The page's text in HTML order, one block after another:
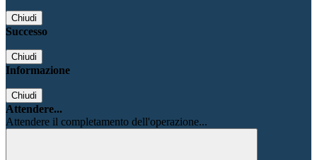
Chiudi
Successo
Chiudi
Informazione
Chiudi
Attendere...
Attendere il completamento dell'operazione...